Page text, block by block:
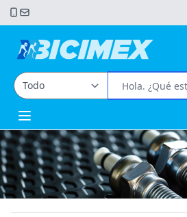
Open main menu